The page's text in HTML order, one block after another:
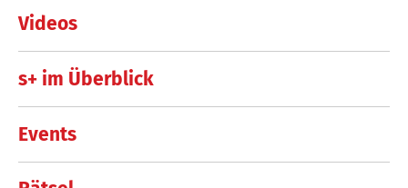
Videos
s+ im Überblick
Events